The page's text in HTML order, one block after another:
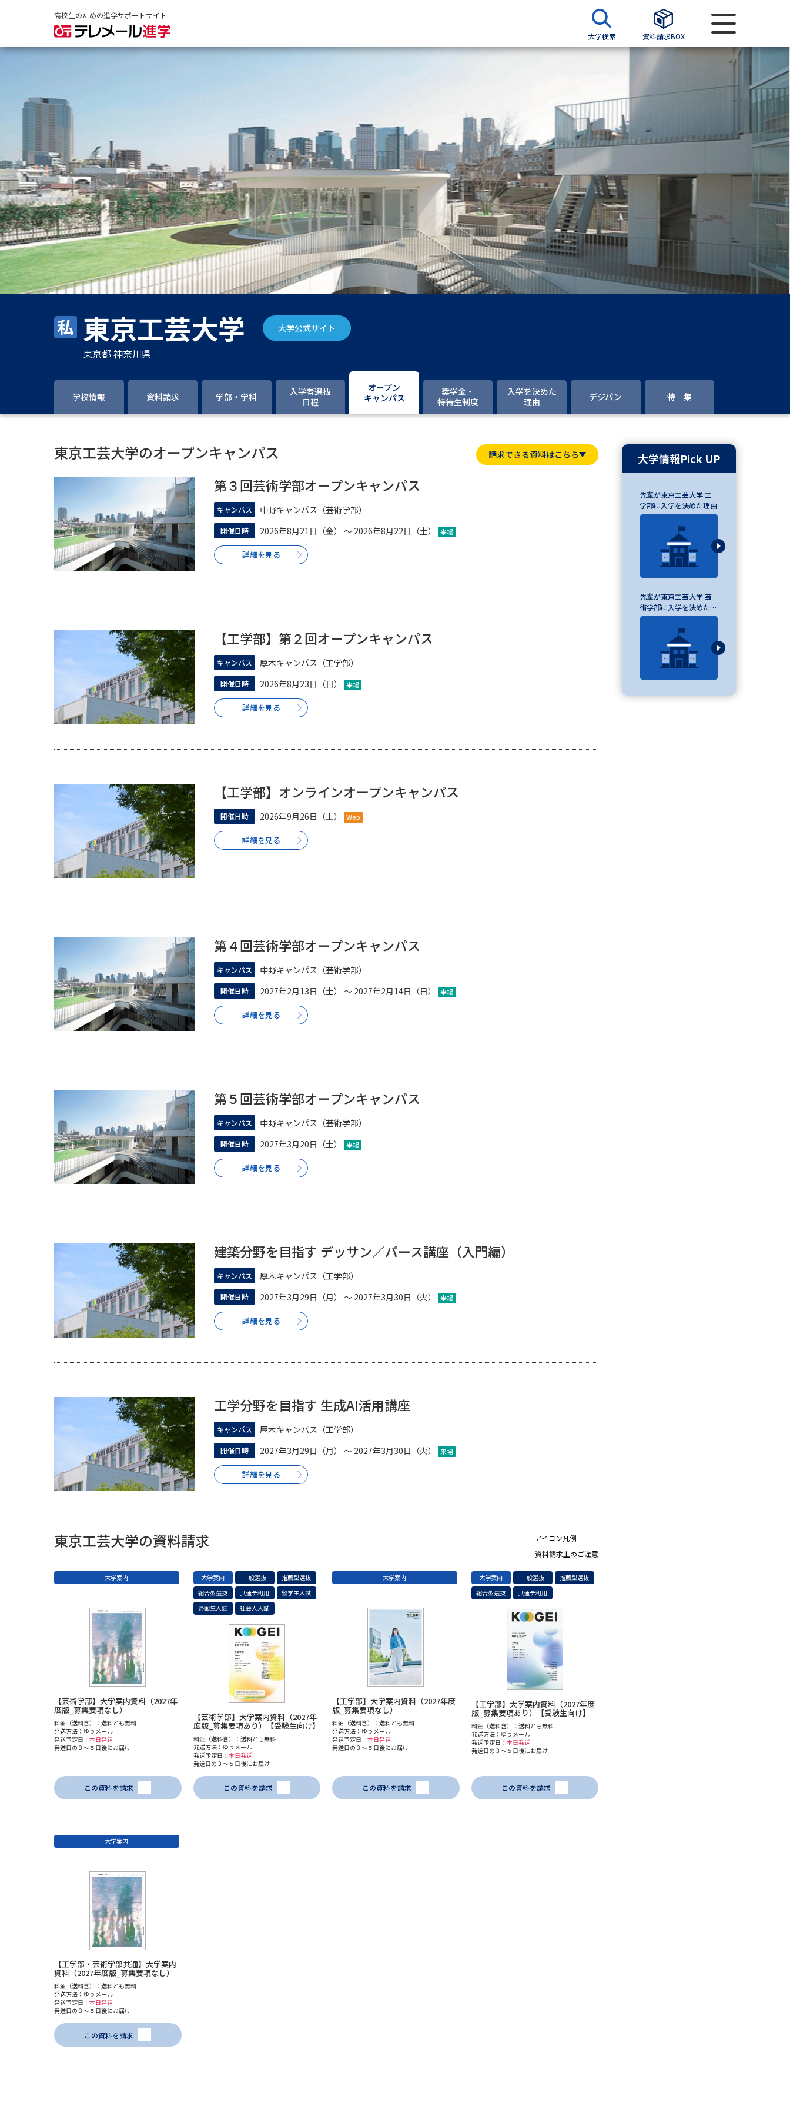
高校生のための進学サポートサイト
大学検索 資料請求BOX
資料検索
大学・短大の資料種類から請求
大学パンフ
学部・学科パンフ
総合型選抜・学校推薦型選抜 募集要項＆願書
大学入学共通テスト利用選抜の募集要項＆願書
過去問題集
大学・短大以外の資料から請求
専門学校の資料請求 大学院の資料請求
留学・進学関連、塾・予備校
大学入学共通テスト「受験案内」の請求
大学入学共通テスト「受験上の配慮案内」の請求
高等学校卒業程度認定試験
大学研究 大学検索
新増設大学・学部・学科特集
国際・グローバルに強い大学特集
デジタルパンフレット
SELFBRAND特集ページ
資料検索
併願校選び 受験スケジュールを立てよう
先輩が入学を決めた理由
ユーザーサポート
Ｑ＆Ａ よくあるご質問
東京工芸大学 大学公式サイト
東京都 神奈川県
学校情報 資料請求 学部・学科
入学者選抜
日程
オープン
キャンパス
奨学金・
特待生制度
入学を決めた
理由
デジパン 特 集
東京工芸大学のオープンキャンパス 請求できる資料はこちら
第３回芸術学部オープンキャンパス
キャンパス 中野キャンパス（芸術学部）
開催日時 2026年8月21日（金） ～ 2026年8月22日（土） 来場
詳細を見る
【工学部】第２回オープンキャンパス
キャンパス 厚木キャンパス（工学部）
開催日時 2026年8月23日（日） 来場
詳細を見る
【工学部】オンラインオープンキャンパス
開催日時 2026年9月26日（土） Web
詳細を見る
第４回芸術学部オープンキャンパス
キャンパス 中野キャンパス（芸術学部）
開催日時 2027年2月13日（土） ～ 2027年2月14日（日） 来場
詳細を見る
第５回芸術学部オープンキャンパス
キャンパス 中野キャンパス（芸術学部）
開催日時 2027年3月20日（土） 来場
詳細を見る
建築分野を目指す デッサン／パース講座（入門編）
キャンパス 厚木キャンパス（工学部）
開催日時 2027年3月29日（月） ～ 2027年3月30日（火） 来場
詳細を見る
工学分野を目指す 生成AI活用講座
キャンパス 厚木キャンパス（工学部）
開催日時 2027年3月29日（月） ～ 2027年3月30日（火） 来場
詳細を見る
東京工芸大学の資料請求
アイコン凡例
資料請求上のご注意
大学案内
【芸術学部】大学案内資料（2027年
度版_募集要項なし）
料金（送料含）：送料とも無料
発送方法：ゆうメール
発送予定日： 本日発送
発送日の３～５日後にお届け
この資料を請求
大学案内 一般選抜
推薦型選抜
総合型選抜
共通テ利用
留学生入試
帰国生入試
社会人入試
【芸術学部】大学案内資料（2027年
度版_募集要項あり）【受験生向け】
料金（送料含）：送料とも無料
発送方法：ゆうメール
発送予定日： 本日発送
発送日の３～５日後にお届け
この資料を請求
大学案内
【工学部】大学案内資料（2027年度
版_募集要項なし）
料金（送料含）：送料とも無料
発送方法：ゆうメール
発送予定日： 本日発送
発送日の３～５日後にお届け
この資料を請求
大学案内 一般選抜
推薦型選抜
総合型選抜
共通テ利用
【工学部】大学案内資料（2027年度
版_募集要項あり）【受験生向け】
料金（送料含）：送料とも無料
発送方法：ゆうメール
発送予定日： 本日発送
発送日の３～５日後にお届け
この資料を請求
大学案内
【工学部・芸術学部共通】大学案内
資料（2027年度版_募集要項なし）
料金（送料含）：送料とも無料
発送方法：ゆうメール
発送予定日： 本日発送
発送日の３～５日後にお届け
この資料を請求
大学情報Pick UP
先輩が東京工芸大学 工
学部に入学を決めた理由
先輩が東京工芸大学 芸
術学部に入学を決めた理
由